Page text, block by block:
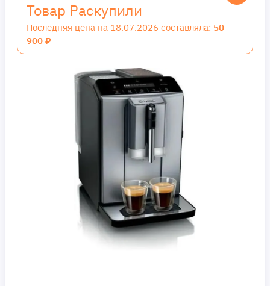
Товар Раскупили
Последняя цена на 18.07.2026 составляла: 50
900 ₽